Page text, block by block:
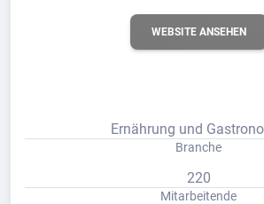
WEBSITE ANSEHEN
Ernährung und
Branche
220
Mitarbeitende